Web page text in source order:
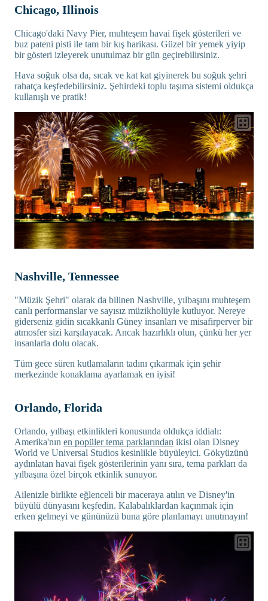
Chicago, Illinois
Chicago'daki Navy Pier, muhteşem havai fişek gösterileri ve
buz pateni pisti ile tam bir kış harikası. Güzel bir yemek yiyip
bir gösteri izleyerek unutulmaz bir gün geçirebilirsiniz.
Hava soğuk olsa da, sıcak ve kat kat giyinerek bu soğuk şehri
rahatça keşfedebilirsiniz. Şehirdeki toplu taşıma sistemi oldukça
kullanışlı ve pratik!
Nashville, Tennessee
"Müzik Şehri" olarak da bilinen Nashville, yılbaşını muhteşem
canlı performanslar ve sayısız müzikholüyle kutluyor. Nereye
giderseniz gidin sıcakkanlı Güney insanları ve misafirperver bir
atmosfer sizi karşılayacak. Ancak hazırlıklı olun, çünkü her yer
insanlarla dolu olacak.
Tüm gece süren kutlamaların tadını çıkarmak için şehir
merkezinde konaklama ayarlamak en iyisi!
Orlando, Florida
Orlando, yılbaşı etkinlikleri konusunda oldukça iddialı:
Amerika'nın en popüler tema parklarından ikisi olan Disney
World ve Universal Studios kesinlikle büyüleyici. Gökyüzünü
aydınlatan havai fişek gösterilerinin yanı sıra, tema parkları da
yılbaşına özel birçok etkinlik sunuyor.
Ailenizle birlikte eğlenceli bir maceraya atılın ve Disney'in
büyülü dünyasını keşfedin. Kalabalıklardan kaçınmak için
erken gelmeyi ve gününüzü buna göre planlamayı unutmayın!